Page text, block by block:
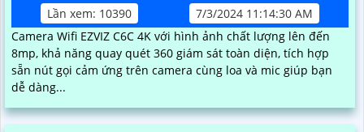
Lần xem: 10390
7/3/2024 11:14:30 AM
Camera Wifi EZVIZ C6C 4K với hình ảnh chất lượng lên đến
8mp, khả năng quay quét 360 giám sát toàn diện, tích hợp
sẵn nút gọi cảm ứng trên camera cùng loa và mic giúp bạn
dễ dàng...